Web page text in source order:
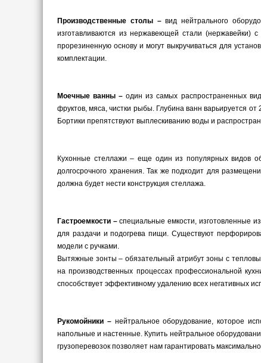
Производственные столы –вид нейтрального
изготавливаются из нержавеющей стали (нержавейки)
прорезиненную основу и могут выкручиваться для
комплектации.
Моечные ванны – один из самых распространенных
фруктов, мяса, чистки рыбы. Глубина ванн варьируется
Бортики препятствуют выплескиванию воды и
Кухонные стеллажи – еще один из популярных видов
долгосрочного хранения. Так же подходит для
должна будет нести конструкция стеллажа.
Гастроемкости –специальные емкости, изготовленные
для раздачи и подогрева пищи. Существуют
модели с ручками.
Вытяжные зонты – обязательный атрибут зоны с
на производственных процессах профессиональной
способствует эффективному удалению всех негативных
Рукомойники –нейтральное оборудование, которое
напольные и настенные. Купить нейтральное
грузоперевозок позволяет нам гарантировать